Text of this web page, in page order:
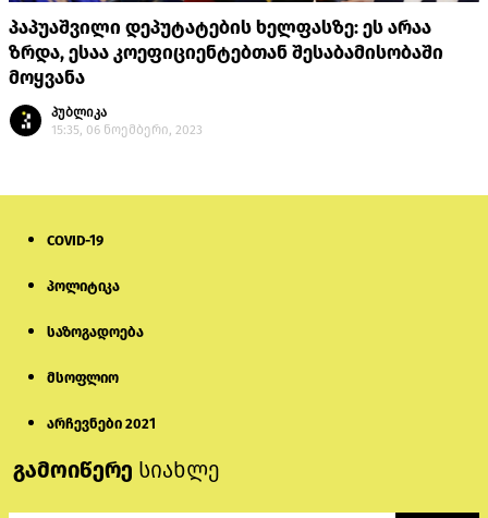
პაპუაშვილი დეპუტატების ხელფასზე: ეს არაა
ზრდა, ესაა კოეფიციენტებთან შესაბამისობაში
მოყვანა
პუბლიკა
15:35, 06 ნოემბერი, 2023
COVID-19
პოლიტიკა
საზოგადოება
მსოფლიო
არჩევნები 2021
გამოიწერე სიახლე